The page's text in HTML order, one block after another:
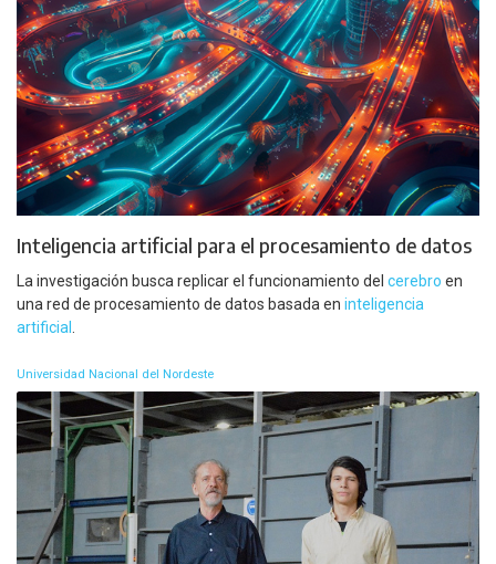
Inteligencia artificial para el procesamiento de datos
La investigación busca replicar el funcionamiento del cerebro en
una red de procesamiento de datos basada en inteligencia
artificial
Universidad Nacional del Nordeste